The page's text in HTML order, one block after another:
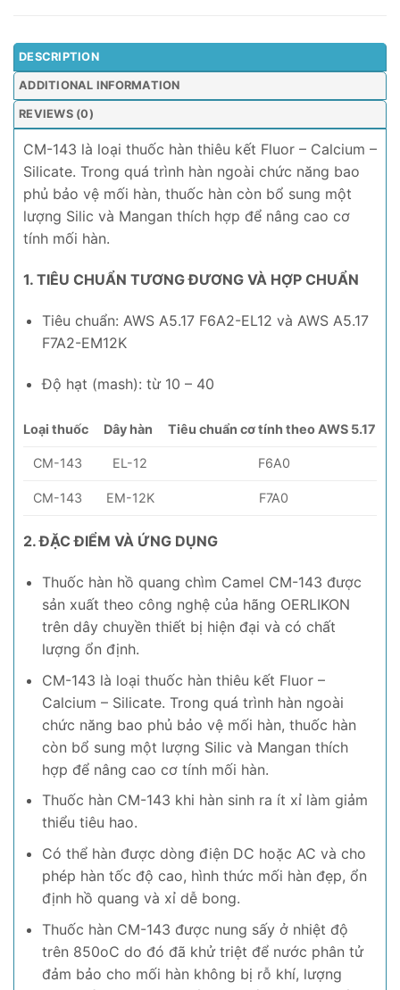
DESCRIPTION
ADDITIONAL INFORMATION
REVIEWS (0)
CM-143 là loại thuốc hàn thiêu kết Fluor – Calcium –
Silicate. Trong quá trình hàn ngoài chức năng bao
phủ bảo vệ mối hàn, thuốc hàn còn bổ sung một
lượng Silic và Mangan thích hợp để nâng cao cơ
tính mối hàn.
1. TIÊU CHUẨN TƯƠNG ĐƯƠNG VÀ HỢP CHUẨN
Tiêu chuẩn: AWS A5.17 F6A2-EL12 và AWS A5.17
F7A2-EM12K
Độ hạt (mash): từ 10 – 40
Loại thuốc Dây hàn Tiêu chuẩn cơ tính theo AWS 5.17
CM-143 EL-12 F6A0
CM-143 EM-12K F7A0
2. ĐẶC ĐIỂM VÀ ỨNG DỤNG
Thuốc hàn hồ quang chìm Camel CM-143 được
sản xuất theo công nghệ của hãng OERLIKON
trên dây chuyền thiết bị hiện đại và có chất
lượng ổn định.
CM-143 là loại thuốc hàn thiêu kết Fluor –
Calcium – Silicate. Trong quá trình hàn ngoài
chức năng bao phủ bảo vệ mối hàn, thuốc hàn
còn bổ sung một lượng Silic và Mangan thích
hợp để nâng cao cơ tính mối hàn.
Thuốc hàn CM-143 khi hàn sinh ra ít xỉ làm giảm
thiểu tiêu hao.
Có thể hàn được dòng điện DC hoặc AC và cho
phép hàn tốc độ cao, hình thức mối hàn đẹp, ổn
định hồ quang và xỉ dễ bong.
Thuốc hàn CM-143 được nung sấy ở nhiệt độ
trên 850oC do đó đã khử triệt để nước phân tử
đảm bảo cho mối hàn không bị rỗ khí, lượng